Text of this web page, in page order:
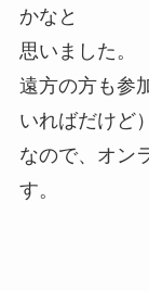
かなと
思いました。
遠方の方も参
いればだけど
なので、オン
す。